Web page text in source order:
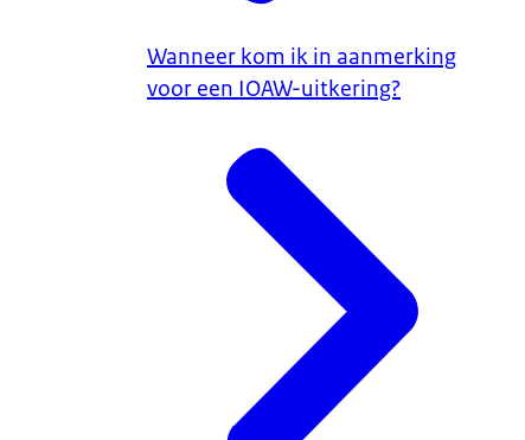
Wanneer kom ik in aanmerking
voor een IOAW-uitkering?